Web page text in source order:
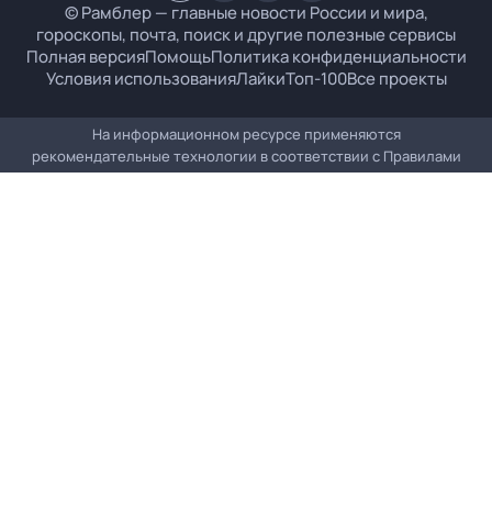
© Рамблер — главные новости России и мира,
гороскопы, почта, поиск и другие полезные сервисы
Полная версияПомощьПолитика конфиденциальности
Условия использованияЛайкиТоп-100Все проекты
На информационном ресурсе применяются
рекомендательные технологии в соответствии с Правилами